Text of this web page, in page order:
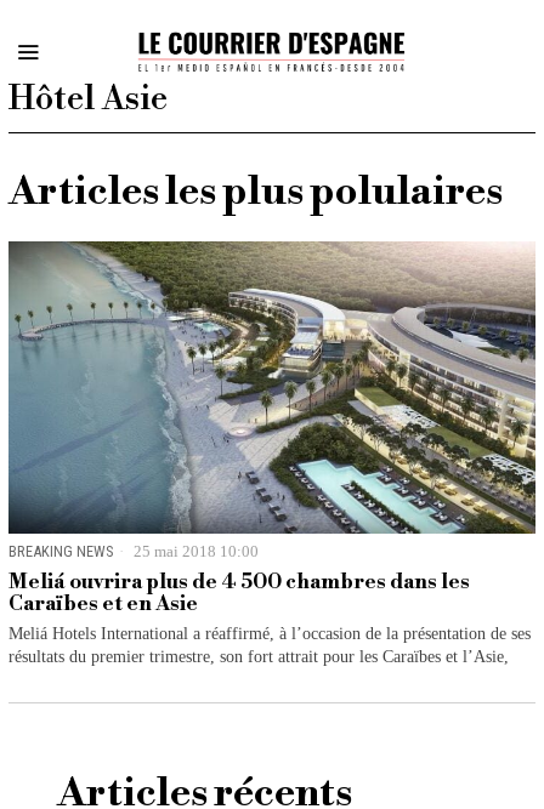
Hôtel Asie
Articles les plus polulaires
BREAKING NEWS 25 mai 2018 10:00
Meliá ouvrira plus de 4 500 chambres dans les
Caraïbes et en Asie
Meliá Hotels International a réaffirmé, à l’occasion de la présentation de ses
résultats du premier trimestre, son fort attrait pour les Caraïbes et l’Asie,
Articles récents